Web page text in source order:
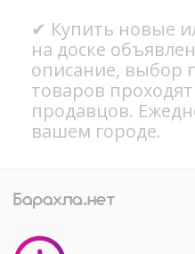
✔ Купить новые
на доске
описание, выбор
товаров
продавцов.
вашем городе.